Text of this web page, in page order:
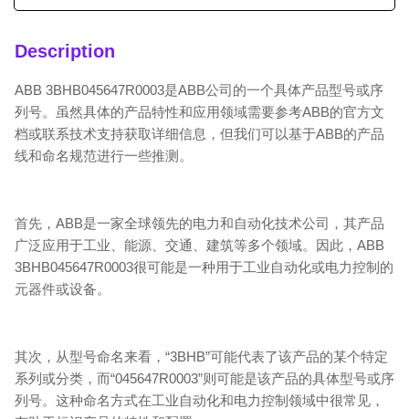
Description
ABB 3BHB045647R0003是ABB公司的一个具体产品型号或序
列号。虽然具体的产品特性和应用领域需要参考ABB的官方文
档或联系技术支持获取详细信息，但我们可以基于ABB的产品
线和命名规范进行一些推测。
首先，ABB是一家全球领先的电力和自动化技术公司，其产品
广泛应用于工业、能源、交通、建筑等多个领域。因此，ABB
3BHB045647R0003很可能是一种用于工业自动化或电力控制的
元器件或设备。
其次，从型号命名来看，“3BHB”可能代表了该产品的某个特定
系列或分类，而“045647R0003”则可能是该产品的具体型号或序
列号。这种命名方式在工业自动化和电力控制领域中很常见，